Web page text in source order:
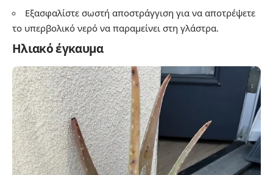
Εξασφαλίστε σωστή αποστράγγιση για να αποτρέψετε
το υπερβολικό νερό να παραμείνει στη γλάστρα.
Ηλιακό έγκαυμα